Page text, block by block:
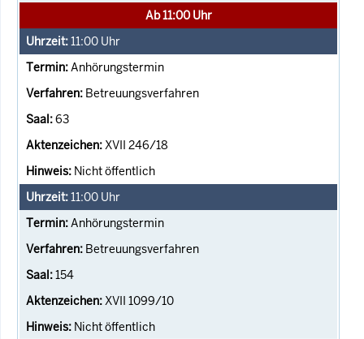
Ab 11:00 Uhr
11:00 Uhr
Anhörungstermin
Betreuungsverfahren
63
XVII 246/18
Nicht öffentlich
11:00 Uhr
Anhörungstermin
Betreuungsverfahren
154
XVII 1099/10
Nicht öffentlich